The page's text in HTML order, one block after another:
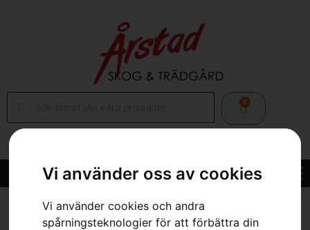
Vi använder oss av cookies
Vi använder cookies och andra
spårningsteknologier för att förbättra din
0
Webbutik Husqvarna LC 353VE